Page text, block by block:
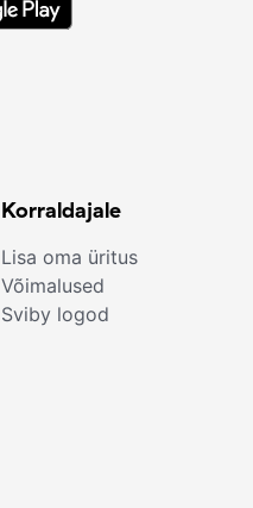
Korraldajale
Lisa oma üritus
Võimalused
Sviby logod